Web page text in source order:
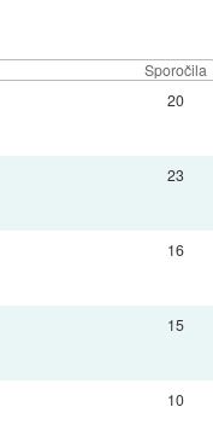
Sporočila
20
23
16
15
10